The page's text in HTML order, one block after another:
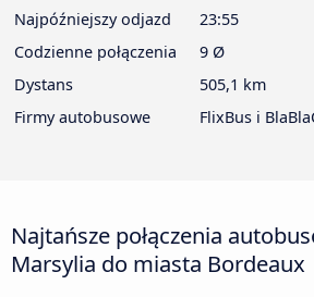
Najpóźniejszy odjazd
23:55
Codzienne połączenia
9 Ø
Dystans
505,1 km
Firmy autobusowe
FlixBus i
Najtańsze połączenia
Marsylia do miasta Bordeaux